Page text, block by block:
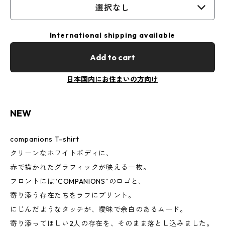
選択なし
International shipping available
Add to cart
日本国内にお住まいの方向け
NEW
companions T-shirt
クリーンなホワイトボディに、
赤で描かれたグラフィックが映える一枚。
フロントには“COMPANIONS”のロゴと、
寄り添う存在たちをラフにプリント。
にじんだようなタッチが、曖昧で余白のあるムード。
寄り添ってほしい2人の存在を、そのまま落とし込みました。